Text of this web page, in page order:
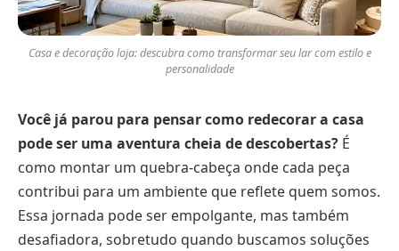
Casa e decoração loja: descubra como transformar seu lar com estilo e
personalidade
Você já parou para pensar como redecorar a casa
pode ser uma aventura cheia de descobertas? É
como montar um quebra-cabeça onde cada peça
contribui para um ambiente que reflete quem somos.
Essa jornada pode ser empolgante, mas também
desafiadora, sobretudo quando buscamos soluções